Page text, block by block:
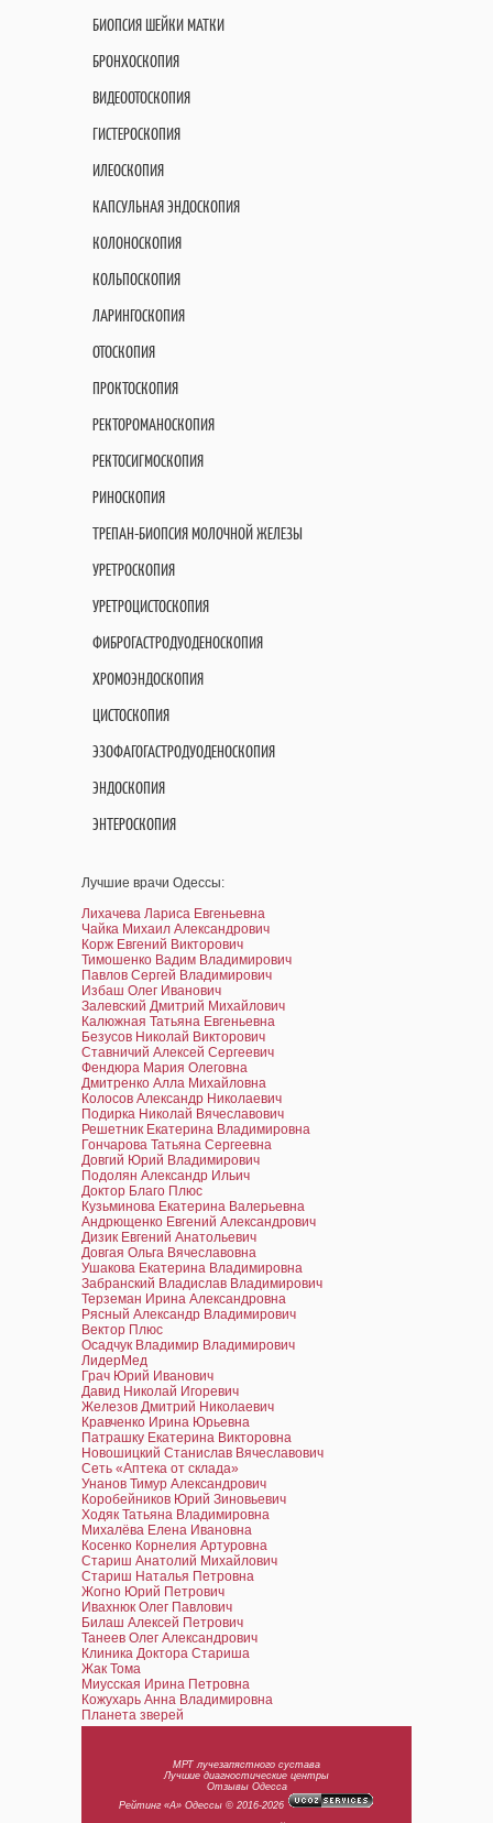
БИОПСИЯ ШЕЙКИ МАТКИ
БРОНХОСКОПИЯ
ВИДЕООТОСКОПИЯ
ГИСТЕРОСКОПИЯ
ИЛЕОСКОПИЯ
КАПСУЛЬНАЯ ЭНДОСКОПИЯ
КОЛОНОСКОПИЯ
КОЛЬПОСКОПИЯ
ЛАРИНГОСКОПИЯ
ОТОСКОПИЯ
ПРОКТОСКОПИЯ
РЕКТОРОМАНОСКОПИЯ
РЕКТОСИГМОСКОПИЯ
РИНОСКОПИЯ
ТРЕПАН-БИОПСИЯ МОЛОЧНОЙ ЖЕЛЕЗЫ
УРЕТРОСКОПИЯ
УРЕТРОЦИСТОСКОПИЯ
ФИБРОГАСТРОДУОДЕНОСКОПИЯ
ХРОМОЭНДОСКОПИЯ
ЦИСТОСКОПИЯ
ЭЗОФАГОГАСТРОДУОДЕНОСКОПИЯ
ЭНДОСКОПИЯ
ЭНТЕРОСКОПИЯ
Лучшие врачи Одессы:
Лихачева Лариса Евгеньевна
Чайка Михаил Александрович
Корж Евгений Викторович
Тимошенко Вадим Владимирович
Павлов Сергей Владимирович
Избаш Олег Иванович
Залевский Дмитрий Михайлович
Калюжная Татьяна Евгеньевна
Безусов Николай Викторович
Ставничий Алексей Сергеевич
Фендюра Мария Олеговна
Дмитренко Алла Михайловна
Колосов Александр Николаевич
Подирка Николай Вячеславович
Решетник Екатерина Владимировна
Гончарова Татьяна Сергеевна
Довгий Юрий Владимирович
Подолян Александр Ильич
Доктор Благо Плюс
Кузьминова Екатерина Валерьевна
Андрющенко Евгений Александрович
Дизик Евгений Анатольевич
Довгая Ольга Вячеславовна
Ушакова Екатерина Владимировна
Забранский Владислав Владимирович
Терземан Ирина Александровна
Рясный Александр Владимирович
Вектор Плюс
Осадчук Владимир Владимирович
ЛидерМед
Грач Юрий Иванович
Давид Николай Игоревич
Железов Дмитрий Николаевич
Кравченко Ирина Юрьевна
Патрашку Екатерина Викторовна
Новошицкий Станислав Вячеславович
Сеть «Аптека от склада»
Унанов Тимур Александрович
Коробейников Юрий Зиновьевич
Ходяк Татьяна Владимировна
Михалёва Елена Ивановна
Косенко Корнелия Артуровна
Стариш Анатолий Михайлович
Стариш Наталья Петровна
Жогно Юрий Петрович
Ивахнюк Олег Павлович
Билаш Алексей Петрович
Танеев Олег Александрович
Клиника Доктора Стариша
Жак Тома
Миусская Ирина Петровна
Кожухарь Анна Владимировна
Планета зверей
МРТ лучезапястного сустава
Лучшие диагностические центры
Отзывы Одесса
Рейтинг «А» Одессы © 2016-2026